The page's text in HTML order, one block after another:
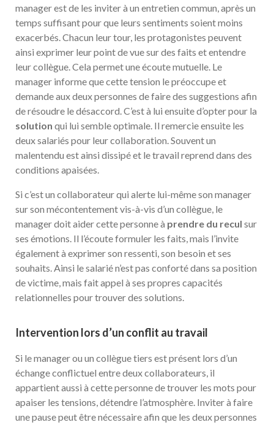
manager est de les inviter à un entretien commun, après un
temps suffisant pour que leurs sentiments soient moins
exacerbés. Chacun leur tour, les protagonistes peuvent
ainsi exprimer leur point de vue sur des faits et entendre
leur collègue. Cela permet une écoute mutuelle. Le
manager informe que cette tension le préoccupe et
demande aux deux personnes de faire des suggestions afin
de résoudre le désaccord. C’est à lui ensuite d’opter pour la
solution qui lui semble optimale. Il remercie ensuite les
deux salariés pour leur collaboration. Souvent un
malentendu est ainsi dissipé et le travail reprend dans des
conditions apaisées.
Si c’est un collaborateur qui alerte lui-même son manager
sur son mécontentement vis-à-vis d’un collègue, le
manager doit aider cette personne à prendre du recul sur
ses émotions. Il l’écoute formuler les faits, mais l’invite
également à exprimer son ressenti, son besoin et ses
souhaits. Ainsi le salarié n’est pas conforté dans sa position
de victime, mais fait appel à ses propres capacités
relationnelles pour trouver des solutions.
Intervention lors d’un conflit au travail
Si le manager ou un collègue tiers est présent lors d’un
échange conflictuel entre deux collaborateurs, il
appartient aussi à cette personne de trouver les mots pour
apaiser les tensions, détendre l’atmosphère. Inviter à faire
une pause peut être nécessaire afin que les deux personnes